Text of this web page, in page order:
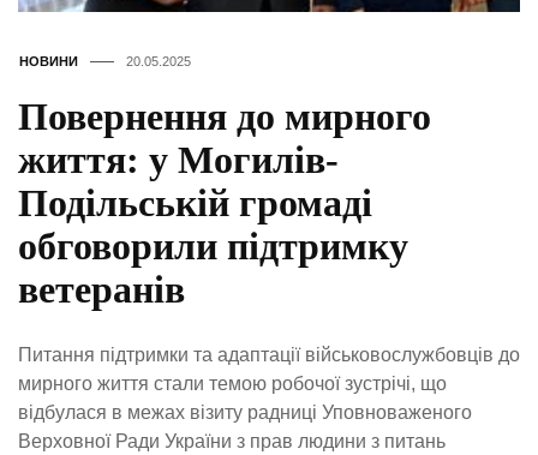
НОВИНИ 20.05.2025
Повернення до мирного
життя: у Могилів-
Подільській громаді
обговорили підтримку
ветеранів
Питання підтримки та адаптації військовослужбовців до
мирного життя стали темою робочої зустрічі, що
відбулася в межах візиту радниці Уповноваженого
Верховної Ради України з прав людини з питань